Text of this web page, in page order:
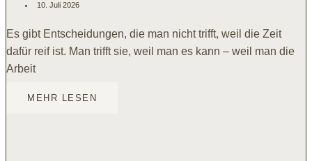
10. Juli 2026
Es gibt Entscheidungen, die man nicht trifft, weil die Zeit
dafür reif ist. Man trifft sie, weil man es kann – weil man die
Arbeit
MEHR LESEN